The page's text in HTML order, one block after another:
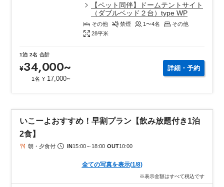
【ペット同伴】ドームテントサイト
（ダブルベッド２台）type WP
その他 禁煙 1〜4名
その他
28平米
1泊 2名 合計
¥34,000~
1名 ¥ 17,000~
詳細・予約
いこーよおすすめ！早割プラン【飲み放題付き1泊
2食】
朝・夕食付 IN15:00～ 18:00 OUT10:00
全ての写真を表示(1/8)
※表示金額はすべて税込です